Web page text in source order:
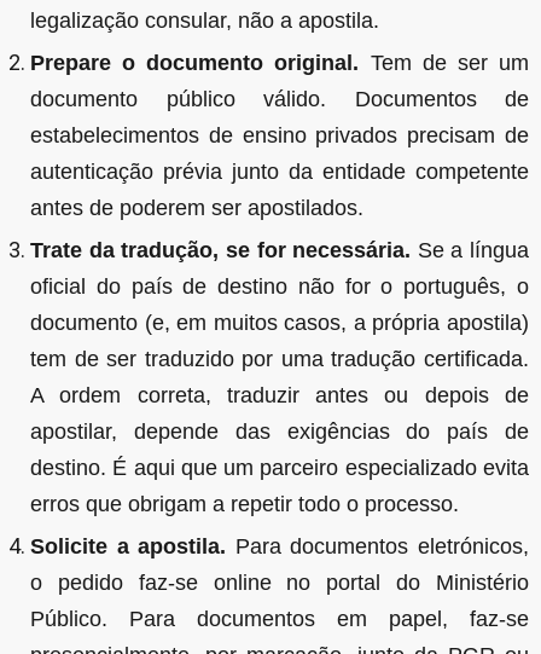
legalização consular, não a apostila.
Prepare o documento original. Tem de ser um
documento público válido. Documentos de
estabelecimentos de ensino privados precisam de
autenticação prévia junto da entidade competente
antes de poderem ser apostilados.
Trate da tradução, se for necessária. Se a língua
oficial do país de destino não for o português, o
documento (e, em muitos casos, a própria apostila)
tem de ser traduzido por uma tradução certificada.
A ordem correta, traduzir antes ou depois de
apostilar, depende das exigências do país de
destino. É aqui que um parceiro especializado evita
erros que obrigam a repetir todo o processo.
Solicite a apostila. Para documentos eletrónicos,
o pedido faz-se online no portal do Ministério
Público. Para documentos em papel, faz-se